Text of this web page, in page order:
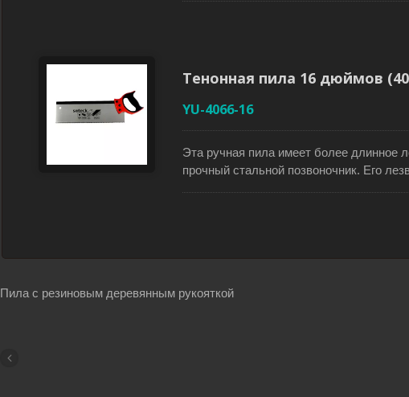
пилу на крючок для хранения.
Тенонная пила 16 дюймов
YU-4066-16
Эта ручная пила имеет более длинное
прочный стальной позвоночник. Его
обеспечивает лучший контроль и
торцевой коробкой YU-4004.
Пила с резиновым деревянным рукояткой